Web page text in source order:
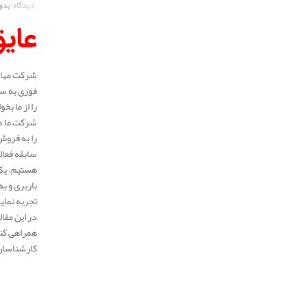
دیدگاه:
شرکت
فوری به
را از ما
شرکت ما
را به
هستیم.
باربری
تجربه
در این
همراهی